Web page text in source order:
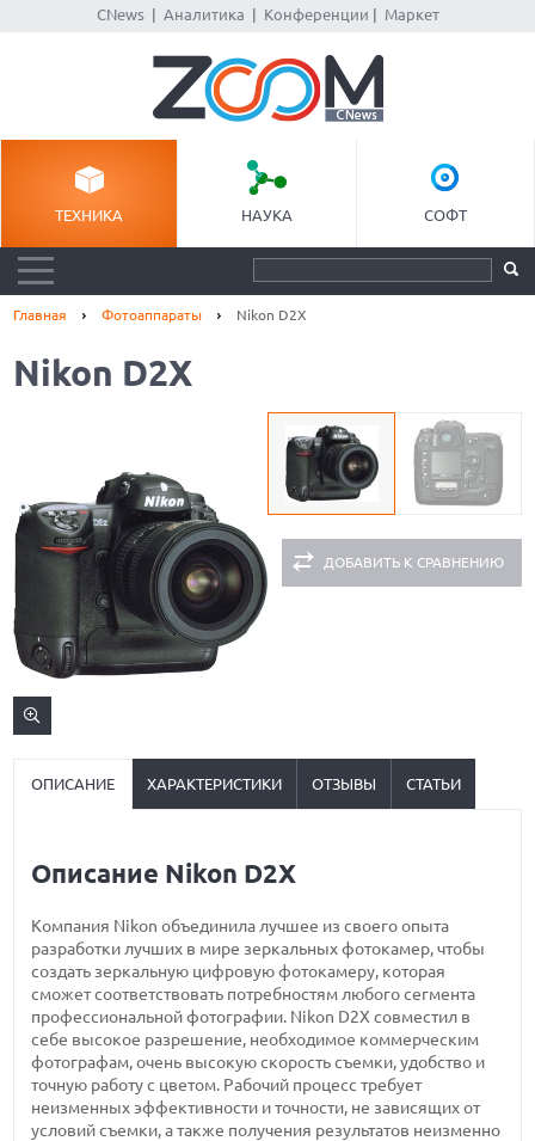
CNews| Аналитика Конференции Маркет
ТЕХНИКА НАУКА СОФТ
Главная Фотоаппараты Nikon D2X
Nikon D2X
ДОБАВИТЬ К СРАВНЕНИЮ
ОПИСАНИЕ ХАРАКТЕРИСТИКИ ОТЗЫВЫ СТАТЬИ
Описание Nikon D2X
Компания Nikon объединила лучшее из своего опыта
разработки лучших в мире зеркальных фотокамер, чтобы
создать зеркальную цифровую фотокамеру, которая
сможет соответствовать потребностям любого сегмента
профессиональной фотографии. Nikon D2X совместил в
себе высокое разрешение, необходимое коммерческим
фотографам, очень высокую скорость съемки, удобство и
точную работу с цветом. Рабочий процесс требует
неизменных эффективности и точности, не зависящих от
условий съемки, а также получения результатов неизменно